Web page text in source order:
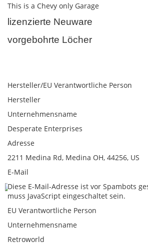
This is a Chevy only Garage
lizenzierte Neuware
vorgebohrte Löcher
Hersteller/EU Verantwortliche Person
Hersteller
Unternehmensname
Desperate Enterprises
Adresse
2211 Medina Rd, Medina OH, 44256, US
E-Mail
Diese E-Mail-Adresse ist vor Spambots
muss JavaScript eingeschaltet sein.
EU Verantwortliche Person
Unternehmensname
Retroworld